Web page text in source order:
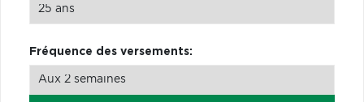
Fréquence des versements: